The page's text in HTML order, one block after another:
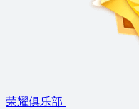
荣耀俱乐部